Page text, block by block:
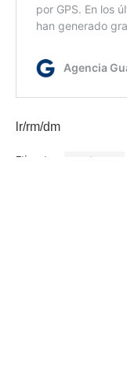
lr/rm/dm
Etiquetas: capturas